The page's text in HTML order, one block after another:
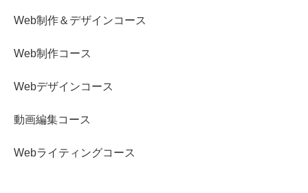
Web制作＆デザインコース
Web制作コース
Webデザインコース
動画編集コース
Webライティングコース